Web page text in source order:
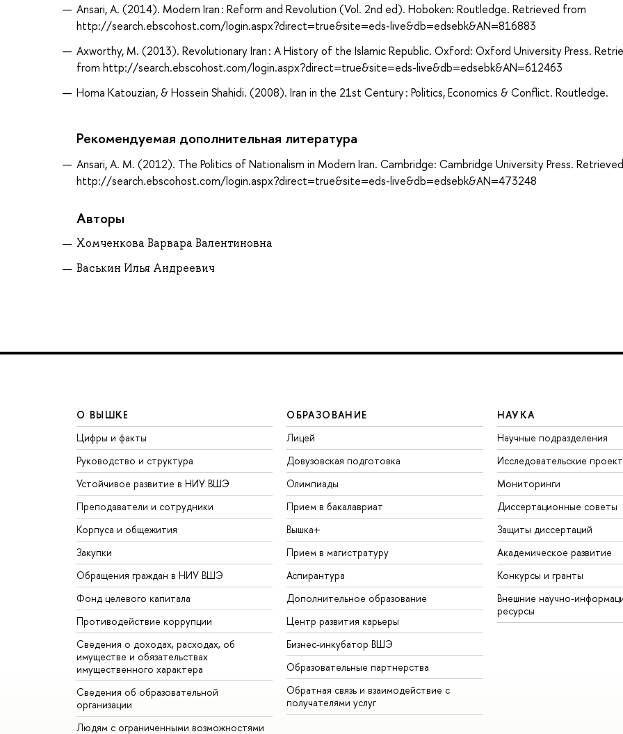
Ansari, A. (2014). Modern Iran : Reform and Revolution (Vol. 2nd ed). Hoboken: Routledge. Retrieved from
http://search.ebscohost.com/login.aspx?direct=true&site=eds-live&db=edsebk&AN=816883
Axworthy, M. (2013). Revolutionary Iran : A History of the Islamic Republic. Oxford: Oxford University Press.
from http://search.ebscohost.com/login.aspx?direct=true&site=eds-live&db=edsebk&AN=612463
Homa Katouzian, & Hossein Shahidi. (2008). Iran in the 21st Century : Politics, Economics & Conflict. Routledge.
Рекомендуемая дополнительная литература
Ansari, A. M. (2012). The Politics of Nationalism in Modern Iran. Cambridge: Cambridge University Press.
http://search.ebscohost.com/login.aspx?direct=true&site=eds-live&db=edsebk&AN=473248
Авторы
Хомченкова Варвара Валентиновна
Васькин Илья Андреевич
О ВЫШКЕ
Цифры и факты
Руководство и структура
Устойчивое развитие в НИУ ВШЭ
Преподаватели и сотрудники
Корпуса и общежития
Закупки
Обращения граждан в НИУ ВШЭ
Фонд целевого капитала
Противодействие коррупции
Сведения о доходах, расходах, об
имуществе и обязательствах
имущественного характера
Сведения об образовательной
организации
Людям с ограниченными возможностями
ОБРАЗОВАНИЕ
Лицей
Довузовская подготовка
Олимпиады
Прием в бакалавриат
Вышка+
Прием в магистратуру
Аспирантура
Дополнительное образование
Центр развития карьеры
Бизнес-инкубатор ВШЭ
Образовательные партнерства
Обратная связь и взаимодействие с
получателями услуг
НАУКА
Научные подразделения
Исследовательские
Мониторинги
Диссертационные советы
Защиты диссертаций
Академическое развитие
Конкурсы и гранты
Внешние научно-
ресурсы